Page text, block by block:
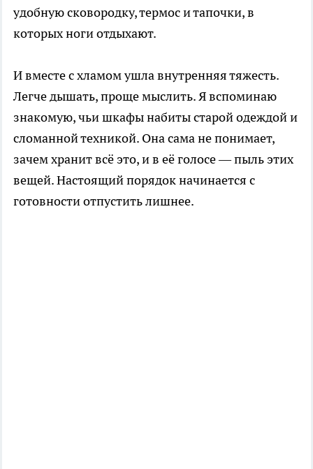
удобную сковородку, термос и тапочки, в
которых ноги отдыхают.
И вместе с хламом ушла внутренняя тяжесть.
Легче дышать, проще мыслить. Я вспоминаю
знакомую, чьи шкафы набиты старой одеждой и
сломанной техникой. Она сама не понимает,
зачем хранит всё это, и в её голосе — пыль этих
вещей. Настоящий порядок начинается с
готовности отпустить лишнее.